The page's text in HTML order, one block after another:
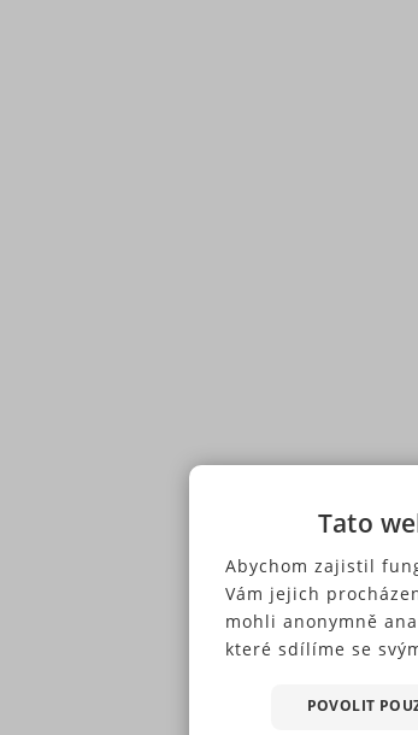
Tato
Abychom zajistil
Vám jejich
mohli anonymně
které sdílíme se
soubory,POVOLIT